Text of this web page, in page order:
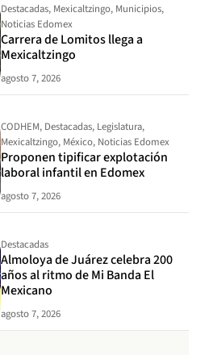
Destacadas, Mexicaltzingo, Municipios,
Noticias Edomex
Carrera de Lomitos llega a
Mexicaltzingo
agosto 7, 2026
CODHEM, Destacadas, Legislatura,
Mexicaltzingo, México, Noticias Edomex
Proponen tipificar explotación
laboral infantil en Edomex
agosto 7, 2026
Destacadas
Almoloya de Juárez celebra 200
años al ritmo de Mi Banda El
Mexicano
agosto 7, 2026